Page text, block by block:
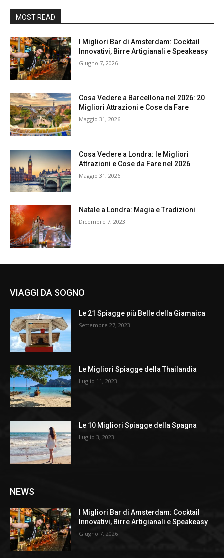
MOST READ
I Migliori Bar di Amsterdam: Cocktail
Innovativi, Birre Artigianali e Speakeasy
Giugno 7, 2026
Cosa Vedere a Barcellona nel 2026: 20
Migliori Attrazioni e Cose da Fare
Maggio 31, 2026
Cosa Vedere a Londra: le Migliori
Attrazioni e Cose da Fare nel 2026
Maggio 31, 2026
Natale a Londra: Magia e Tradizioni
Dicembre 7, 2023
VIAGGI DA SOGNO
Le 21 Spiagge più Belle della Giamaica
Settembre 27, 2023
Le Migliori Spiagge della Thailandia
Luglio 11, 2023
Le 10 Migliori Spiagge della Spagna
Luglio 3, 2023
NEWS
I Migliori Bar di Amsterdam: Cocktail
Innovativi, Birre Artigianali e Speakeasy
Giugno 7, 2026